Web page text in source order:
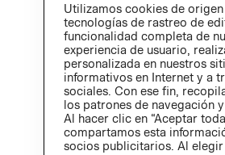
Utilizamos cookies de
tecnologías de rastreo de
funcionalidad completa de
experiencia de usuario,
personalizada en nuestros
informativos en Internet y a
sociales. Con ese fin,
los patrones de navegación
Al hacer clic en “Aceptar
compartamos esta
socios publicitarios. Al elegir